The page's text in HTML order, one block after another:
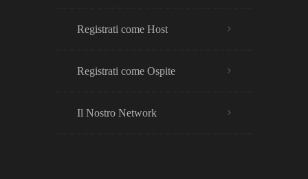
Registrati come Host
Registrati come Ospite
Il Nostro Network